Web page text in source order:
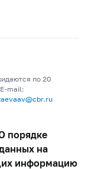
по 20
mail:
порядке
на
информацию